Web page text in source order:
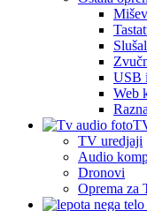
USB
Web
TV uredjaji
Audio
Dronovi
Oprema za